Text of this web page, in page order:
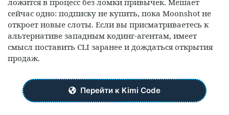
ложится в процесс без ломки привычек. Мешает
сейчас одно: подписку не купить, пока Moonshot не
откроет новые слоты. Если вы присматриваетесь к
альтернативе западным кодинг-агентам, имеет
смысл поставить CLI заранее и дождаться открытия
продаж.
Перейти к Kimi Code